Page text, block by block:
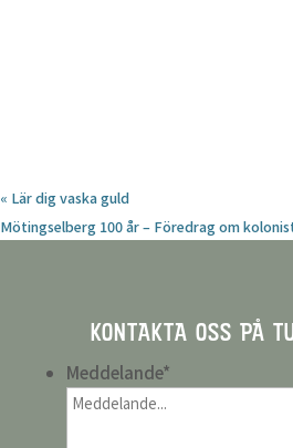
« Lär dig vaska guld
Mötingselberg 100 år – Föredrag om
KONTAKTA OSS PÅ
Meddelande*